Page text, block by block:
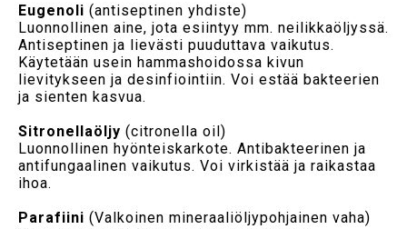
Eugenoli (antiseptinen yhdiste)
Luonnollinen aine, jota esiintyy mm. neilikkaöljyssä.
Antiseptinen ja lievästi puuduttava vaikutus.
Käytetään usein hammashoidossa kivun
lievitykseen ja desinfiointiin. Voi estää bakteerien
ja sienten kasvua.
Sitronellaöljy (citronella oil)
Luonnollinen hyönteiskarkote. Antibakteerinen ja
antifungaalinen vaikutus. Voi virkistää ja raikastaa
ihoa.
Parafiini (Valkoinen mineraaliöljypohjainen vaha)